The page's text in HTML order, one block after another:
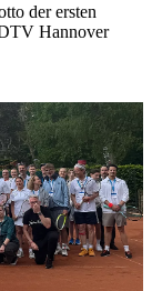
der ersten
Hannover